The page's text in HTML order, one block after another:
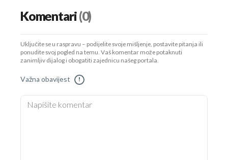
Komentari(0)
Uključite se u raspravu – podijelite svoje mišljenje, postavite pitanja ili
ponudite svoj pogled na temu. Vaš komentar može potaknuti
zanimljiv dijalog i obogatiti zajednicu našeg portala.
Važna obavijest !